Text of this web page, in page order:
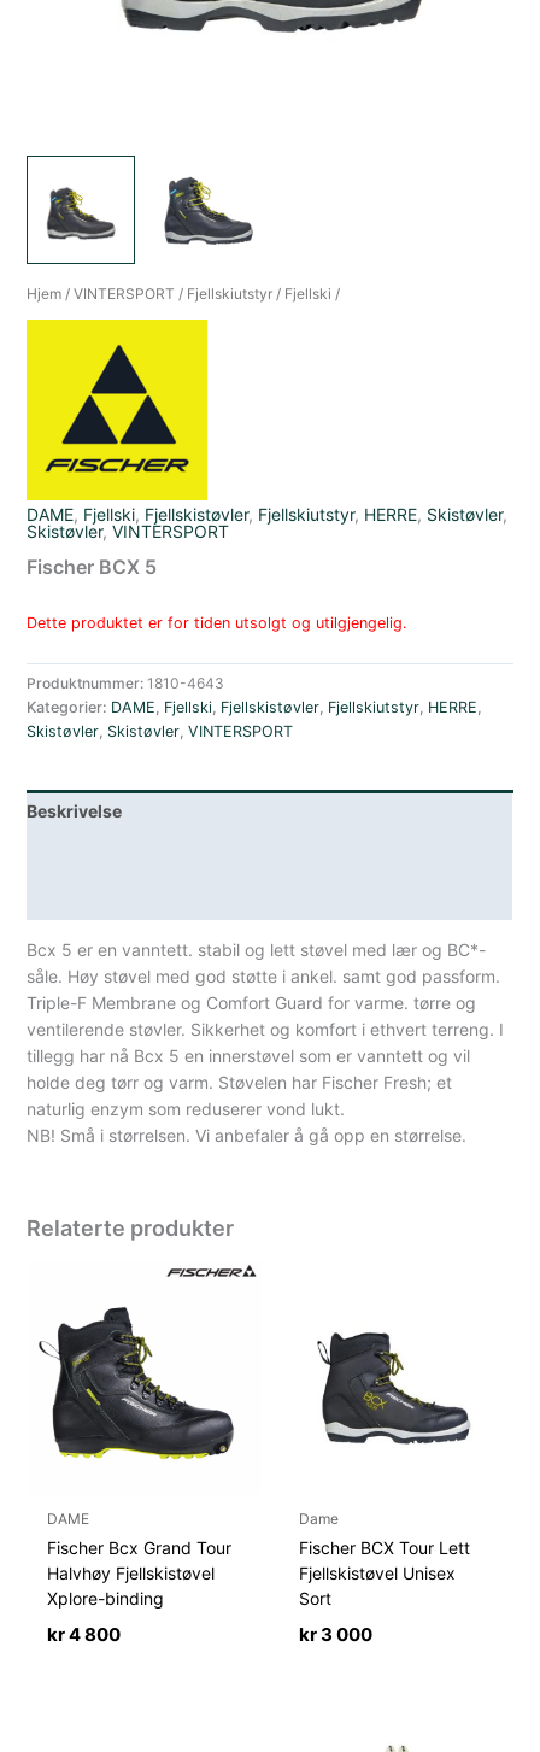
Hjem /VINTERSPORT / Fjellskiutstyr / Fjellski /
DAME, Fjellski, Fjellskistøvler, Fjellskiutstyr, HERRE, Skistøvler,
Skistøvler,VINTERSPORT
Fischer BCX 5
Dette produktet er for tiden utsolgt og utilgjengelig.
Produktnummer:1810-4643
Kategorier: DAME, Fjellski, Fjellskistøvler, Fjellskiutstyr, HERRE,
Skistøvler, Skistøvler,VINTERSPORT
Beskrivelse
Bcx 5 er en vanntett. stabil og lett støvel med lær og BC*-
såle. Høy støvel med god støtte i ankel. samt god passform.
Triple-F Membrane og Comfort Guard for varme. tørre og
ventilerende støvler. Sikkerhet og komfort i ethvert terreng. I
tillegg har nå Bcx 5 en innerstøvel som er vanntett og vil
holde deg tørr og varm. Støvelen har Fischer Fresh; et
naturlig enzym som reduserer vond lukt.
NB! Små i størrelsen. Vi anbefaler å gå opp en størrelse.
Relaterte produkter
DAME
Fischer Bcx Grand Tour
Halvhøy Fjellskistøvel
Xplore-binding
kr4 800
Dame
Fischer BCX Tour Lett
Fjellskistøvel Unisex
Sort
kr3 000